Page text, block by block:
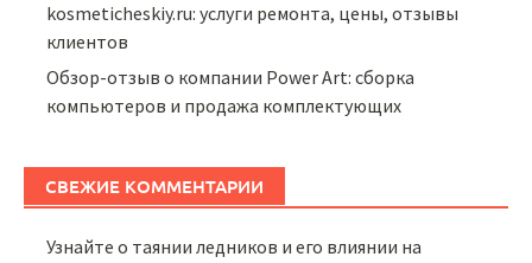
kosmeticheskiy.ru: услуги ремонта, цены, отзывы
клиентов
Обзор-отзыв о компании Power Art: сборка
компьютеров и продажа комплектующих
СВЕЖИЕ КОММЕНТАРИИ
Узнайте о таянии ледников и его влиянии на